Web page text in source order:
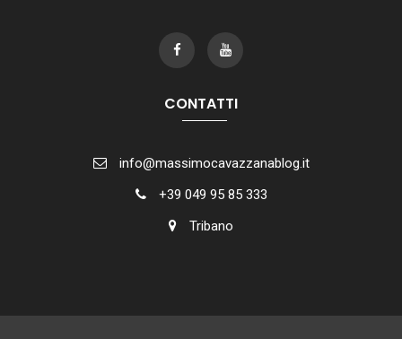
CONTATTI
info@massimocavazzanablog.it
+39 049 95 85 333
Tribano